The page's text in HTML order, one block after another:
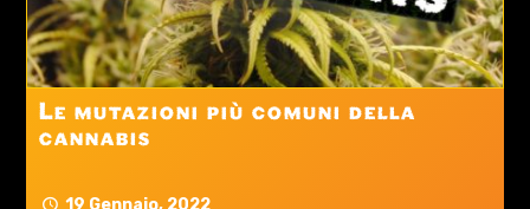
Le mutazioni più comuni della
cannabis